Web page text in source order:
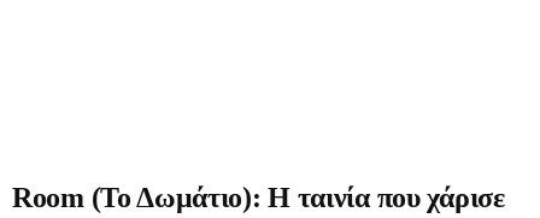
Room (Το Δωμάτιο): Η ταινία που χάρισε